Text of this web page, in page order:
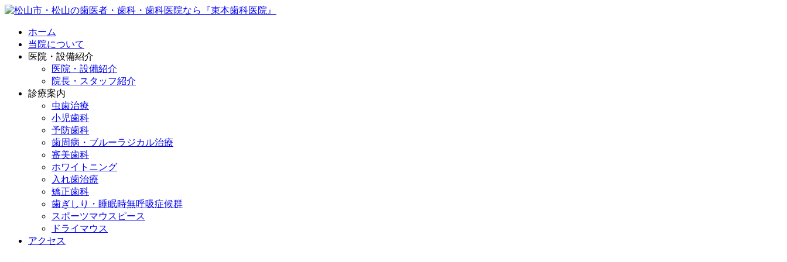
ホーム
当院について
医院・設備紹介
医院・設備紹介
院長・スタッフ紹介
診療案内
虫歯治療
小児歯科
予防歯科
歯周病・ブルーラジカル治療
審美歯科
ホワイトニング
入れ歯治療
矯正歯科
歯ぎしり・睡眠時無呼吸症候群
スポーツマウスピース
ドライマウス
アクセス